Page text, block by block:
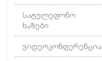
სატელეფონო
ხაზები
ვიდეოკონფერენცია